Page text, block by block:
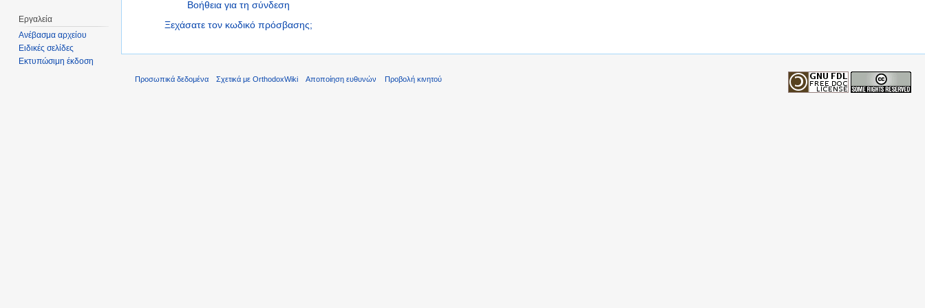
Βοήθεια για τη σύνδεση
Ξεχάσατε τον κωδικό πρόσβασης;
Εργαλεία
Ανέβασμα αρχείου
Ειδικές σελίδες
Εκτυπώσιμη έκδοση
Προσωπικά δεδομένα Σχετικά με OrthodoxWiki Αποποίηση ευθυνών Προβολή κινητού